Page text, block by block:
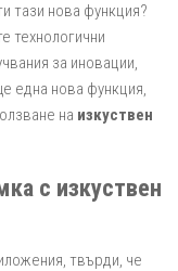
тази нова функция?
технологични
за иновации,
една нова функция,
на изкуствен
с изкуствен
твърди, че